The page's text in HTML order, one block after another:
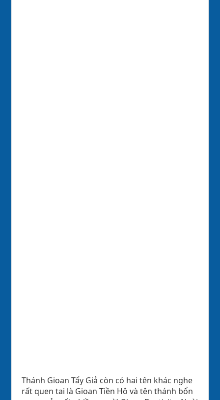
Thánh Gioan Tẩy Giả còn có hai tên khác nghe
rất quen tai là Gioan Tiền Hô và tên thánh bổn